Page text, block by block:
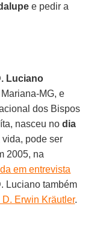
e pedir a
Luciano
MG, e
dos Bispos
nasceu nodia
vida, pode ser
2005, na
em entrevista
Luciano também
Erwin Kräutler.